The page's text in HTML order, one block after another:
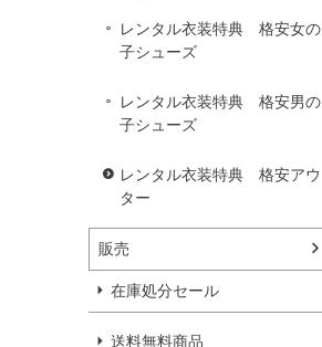
レンタル衣装特典 格安女の
子シューズ
レンタル衣装特典 格安男の
子シューズ
レンタル衣装特典 格安アウ
ター
販売
在庫処分セール
送料無料商品